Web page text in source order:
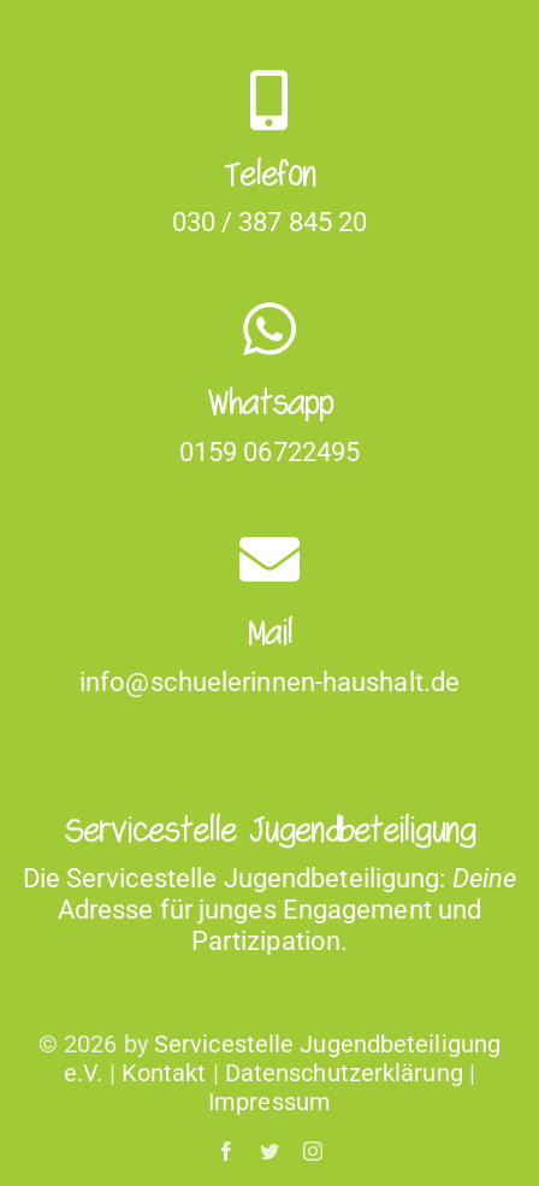
Telefon
030 / 387 845 20
Whatsapp
0159 06722495
Mail
info@schuelerinnen-haushalt.de
Servicestelle Jugendbeteiligung
Die Ser­vices­telle Jugend­beteili­gung: Deine
Adresse für junges Engage­ment und
Partizipation.
© 2026 by Servicestelle Jugendbeteiligung
e.V. | Kontakt | Datenschutzerklärung |
Impressum
Facebook
TwitterInstagram